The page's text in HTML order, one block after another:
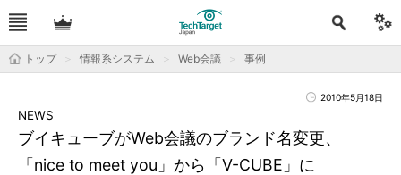
トップ 情報系システム Web会議 事例
2010年5月18日
ブイキューブがWeb会議のブランド名変更、
「nice to meet you」から「V-CUBE」に
NEWS